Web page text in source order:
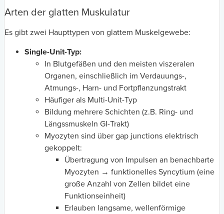
Arten der glatten Muskulatur
Es gibt zwei Haupttypen von glattem Muskelgewebe:
Single-Unit-Typ:
In Blutgefäßen und den meisten viszeralen
Organen, einschließlich im Verdauungs-,
Atmungs-, Harn- und Fortpflanzungstrakt
Häufiger als Multi-Unit-Typ
Bildung mehrere Schichten (z.B. Ring- und
Längssmuskeln GI-Trakt)
Myozyten sind über gap junctions elektrisch
gekoppelt:
Übertragung von Impulsen an benachbarte
Myozyten → funktionelles Syncytium (eine
große Anzahl von Zellen bildet eine
Funktionseinheit)
Erlauben langsame, wellenförmige